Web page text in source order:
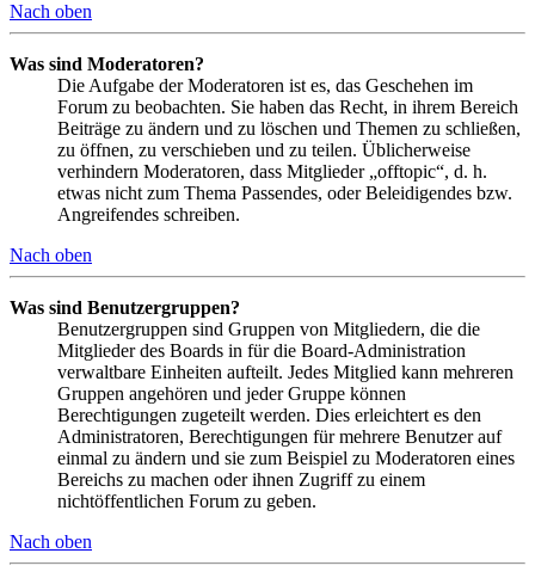
Nach oben
Was sind Moderatoren?
Die Aufgabe der Moderatoren ist es, das Geschehen im
Forum zu beobachten. Sie haben das Recht, in ihrem Bereich
Beiträge zu ändern und zu löschen und Themen zu schließen,
zu öffnen, zu verschieben und zu teilen. Üblicherweise
verhindern Moderatoren, dass Mitglieder „offtopic“, d. h.
etwas nicht zum Thema Passendes, oder Beleidigendes bzw.
Angreifendes schreiben.
Nach oben
Was sind Benutzergruppen?
Benutzergruppen sind Gruppen von Mitgliedern, die die
Mitglieder des Boards in für die Board-Administration
verwaltbare Einheiten aufteilt. Jedes Mitglied kann mehreren
Gruppen angehören und jeder Gruppe können
Berechtigungen zugeteilt werden. Dies erleichtert es den
Administratoren, Berechtigungen für mehrere Benutzer auf
einmal zu ändern und sie zum Beispiel zu Moderatoren eines
Bereichs zu machen oder ihnen Zugriff zu einem
nichtöffentlichen Forum zu geben.
Nach oben